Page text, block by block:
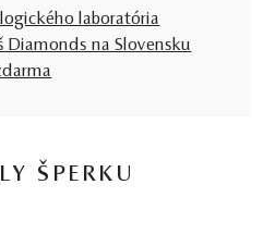
laboratória
Diamonds na Slovensku
ŠPERKU